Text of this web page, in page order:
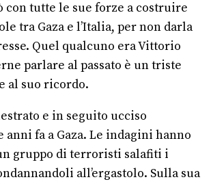
con tutte le sue forze a costruire
tra Gaza e l’Italia, per non darla
Quel qualcuno era Vittorio
parlare al passato è un triste
al suo ricordo.
e in seguito ucciso
anni fa a Gaza. Le indagini hanno
gruppo di terroristi salafiti i
all’ergastolo. Sulla sua